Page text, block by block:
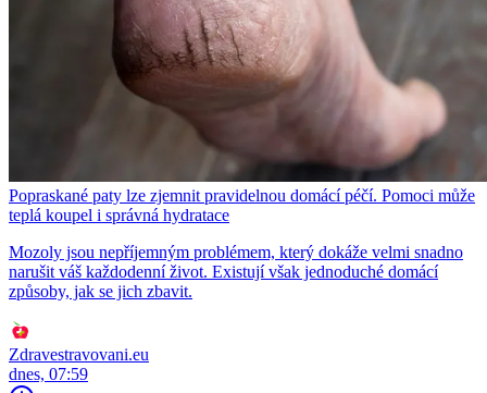
Popraskané paty lze zjemnit pravidelnou domácí péčí. Pomoci může
teplá koupel i správná hydratace
Mozoly jsou nepříjemným problémem, který dokáže velmi snadno
narušit váš každodenní život. Existují však jednoduché domácí
způsoby, jak se jich zbavit.
Zdravestravovani.eu
dnes, 07:59